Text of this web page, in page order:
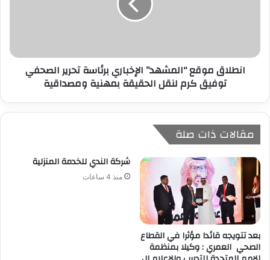
انطلاق موقع “المشهد” الإخباري برئاسة تحرير الصحفي
توفيق كرم لنقل الحقيقة بمهنية ومصداقية
مقالات ذات صلة
بعد تتويجه قائدا مؤثرا في القطاع
الصحي العمري : وكيلا بمنظمة
شركة الندي للخدمة المنزلية
منذ 4 ساعات